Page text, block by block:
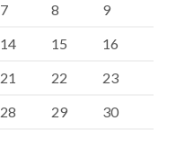
7 8
9
14 15
16
21 22
23
28 29
30